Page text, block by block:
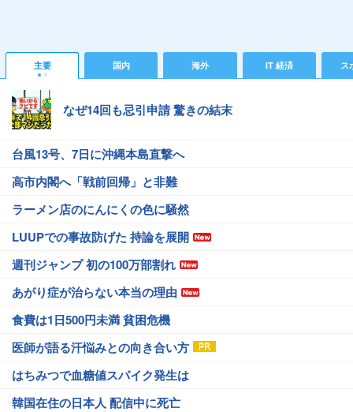
主要 国内 海外 IT 経済 ス
なぜ14回も忌引申請 驚きの結末
台風13号、7日に沖縄本島直撃へ
高市内閣へ「戦前回帰」と非難
ラーメン店のにんにくの色に騒然
LUUPでの事故防げた 持論を展開
週刊ジャンプ 初の100万部割れ
あがり症が治らない本当の理由
食費は1日500円未満 貧困危機
医師が語る汗悩みとの向き合い方
はちみつで血糖値スパイク発生は
韓国在住の日本人 配信中に死亡